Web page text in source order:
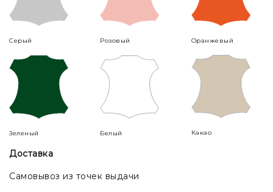
Серый Розовый Оранжевый
Зеленый Белый Какао
Доставка
Самовывоз из точек выдачи